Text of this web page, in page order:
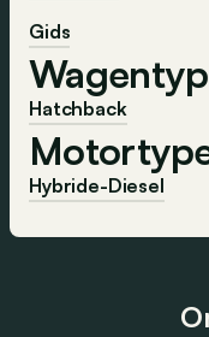
Gids
Hatchback
Hybride-Diesel